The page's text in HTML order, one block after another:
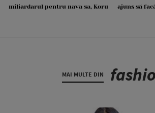
miliardarul pentru nava sa, Koru
ajuns să
MAI MULTE DIN